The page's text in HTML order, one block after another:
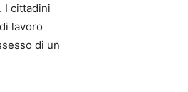
. I cittadini
lavoro
di un